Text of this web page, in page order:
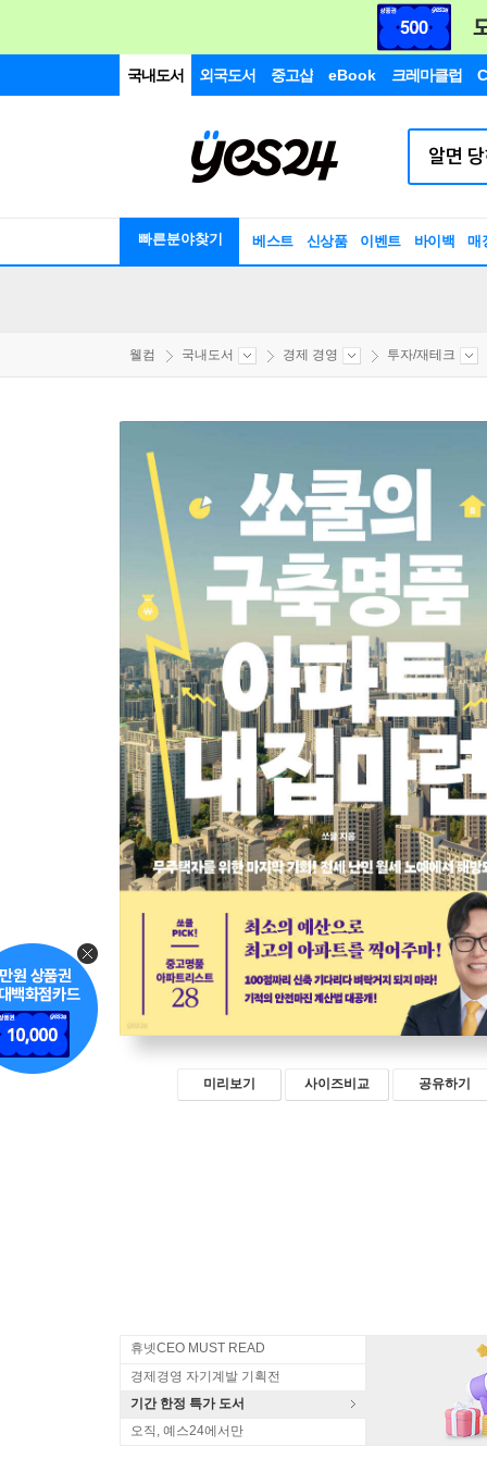
국내도서 외국도서 중고샵 eBook 크레마클럽
빠른분야찾기 베스트 신상품 이벤트 바이백 매
웰컴 국내도서 경제 경영 투자/재테크
미리보기 사이즈비교 공유하기
휴넷CEO MUST READ
경제경영 자기계발 기획전
기간 한정 특가 도서
오직, 예스24에서만